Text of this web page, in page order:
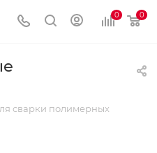
0 0
сварки полимерных